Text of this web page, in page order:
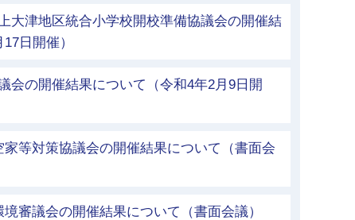
大津地区統合小学校開校準備協議会の開催結
日開催）
会の開催結果について（令和4年2月9日開
等対策協議会の開催結果について（書面会
審議会の開催結果について（書面会議）